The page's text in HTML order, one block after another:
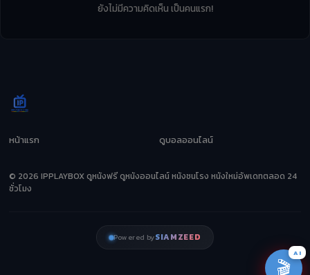
ยังไม่มีความคิดเห็น เป็นคนแรก!
หน้าแรก ดูบอลออนไลน์
© 2026 IPPLAYBOX ดูหนังฟรี ดูหนังออนไลน์ หนังชนโรง หนังใหม่อัพเดทตลอด 24
ชั่วโมง
Powered bySIAMZEED
🎬
AI